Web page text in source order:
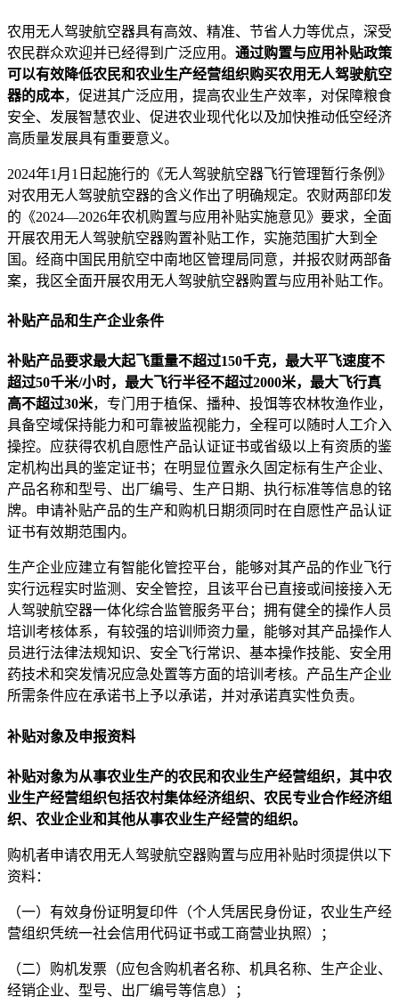
农用无人驾驶航空器具有高效、精准、节省人力等优点，深受
农民群众欢迎并已经得到广泛应用。 通过购置与应用补贴政策
可以有效降低农民和农业生产经营组织购买农用无人驾驶航空
器的成本，促进其广泛应用，提高农业生产效率，对保障粮食
安全、发展智慧农业、促进农业现代化以及加快推动低空经济
高质量发展具有重要意义。
2024年1月1日起施行的《无人驾驶航空器飞行管理暂行条例》
对农用无人驾驶航空器的含义作出了明确规定。农财两部印发
的《2024—2026年农机购置与应用补贴实施意见》要求，全面
开展农用无人驾驶航空器购置补贴工作，实施范围扩大到全
国。经商中国民用航空中南地区管理局同意，并报农财两部备
案，我区全面开展农用无人驾驶航空器购置与应用补贴工作。
补贴产品和生产企业条件
补贴产品要求最大起飞重量不超过150千克，最大平飞速度不
超过50千米/小时，最大飞行半径不超过2000米，最大飞行真
高不超过30米，专门用于植保、播种、投饵等农林牧渔作业，
具备空域保持能力和可靠被监视能力，全程可以随时人工介入
操控。应获得农机自愿性产品认证证书或省级以上有资质的鉴
定机构出具的鉴定证书；在明显位置永久固定标有生产企业、
产品名称和型号、出厂编号、生产日期、执行标准等信息的铭
牌。申请补贴产品的生产和购机日期须同时在自愿性产品认证
证书有效期范围内。
生产企业应建立有智能化管控平台，能够对其产品的作业飞行
实行远程实时监测、安全管控，且该平台已直接或间接接入无
人驾驶航空器一体化综合监管服务平台；拥有健全的操作人员
培训考核体系，有较强的培训师资力量，能够对其产品操作人
员进行法律法规知识、安全飞行常识、基本操作技能、安全用
药技术和突发情况应急处置等方面的培训考核。产品生产企业
所需条件应在承诺书上予以承诺，并对承诺真实性负责。
补贴对象及申报资料
补贴对象为从事农业生产的农民和农业生产经营组织，其中农
业生产经营组织包括农村集体经济组织、农民专业合作经济组
织、农业企业和其他从事农业生产经营的组织。
购机者申请农用无人驾驶航空器购置与应用补贴时须提供以下
资料：
（一）有效身份证明复印件（个人凭居民身份证，农业生产经
营组织凭统一社会信用代码证书或工商营业执照）；
（二）购机发票（应包含购机者名称、机具名称、生产企业、
经销企业、型号、出厂编号等信息）；